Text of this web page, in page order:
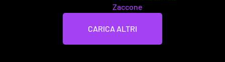
Zaccone
CARICA ALTRI